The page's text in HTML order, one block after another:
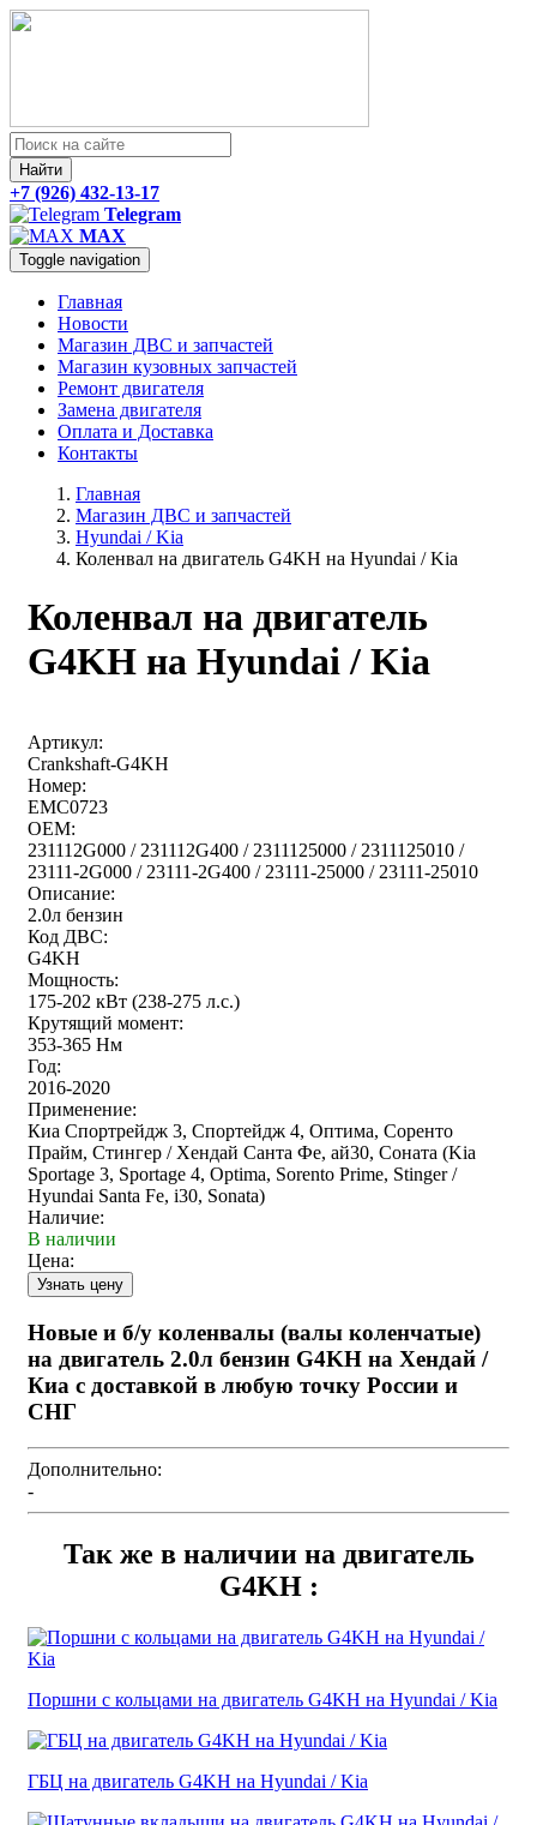
Найти
+7 (926) 432-13-17
Telegram
MAX
Toggle navigation
Главная
Новости
Магазин ДВС и запчастей
Магазин кузовных запчастей
Ремонт двигателя
Замена двигателя
Оплата и Доставка
Контакты
Главная
Магазин ДВС и запчастей
Hyundai / Kia
Коленвал на двигатель G4KH на Hyundai / Kia
Коленвал на двигатель
G4KH на Hyundai / Kia
Артикул:
Crankshaft-G4KH
Номер:
EMC0723
OEM:
231112G000 / 231112G400 / 2311125000 / 2311125010 /
23111-2G000 / 23111-2G400 / 23111-25000 / 23111-25010
Описание:
2.0л бензин
Код ДВС:
G4KH
Мощность:
175-202 кВт (238-275 л.с.)
Крутящий момент:
353-365 Нм
Год:
2016-2020
Применение:
Киа Спортрейдж 3, Спортейдж 4, Оптима, Соренто
Прайм, Стингер / Хендай Санта Фе, ай30, Соната (Kia
Sportage 3, Sportage 4, Optima, Sorento Prime, Stinger /
Hyundai Santa Fe, i30, Sonata)
Наличие:
В наличии
Цена:
Новые и б/у коленвалы (валы коленчатые)
на двигатель 2.0л бензин G4KH на Хендай /
Киа с доставкой в любую точку России и
СНГ
Дополнительно:
-
Так же в наличии на двигатель
G4KH :
Поршни с кольцами на двигатель G4KH на Hyundai / Kia
ГБЦ на двигатель G4KH на Hyundai / Kia